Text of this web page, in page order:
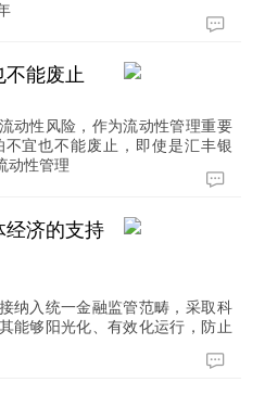
不能废止
动性风险，作为流动性管理重要
宜也不能废止，即使是汇丰银
动性管理
经济的支持
纳入统一金融监管范畴，采取科
能够阳光化、有效化运行，防止